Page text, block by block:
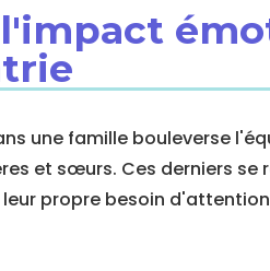
l'impact
une famille bouleverse
et sœurs. Ces derniers
propre besoin